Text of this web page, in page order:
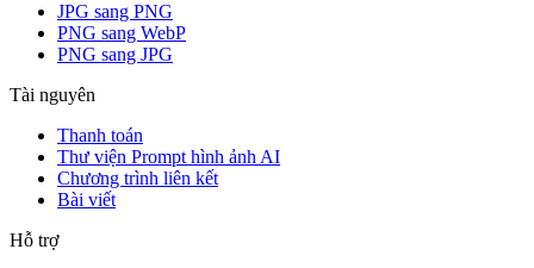
JPG sang PNG
PNG sang WebP
PNG sang JPG
Tài nguyên
Thanh toán
Thư viện Prompt hình ảnh AI
Chương trình liên kết
Bài viết
Hỗ trợ